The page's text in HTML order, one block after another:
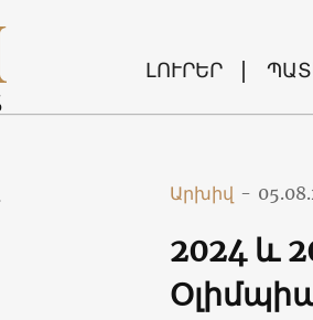
ԼՈՒՐԵՐ
Արխիվ -
2024 և